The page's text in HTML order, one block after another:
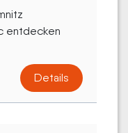
entdecken
Details